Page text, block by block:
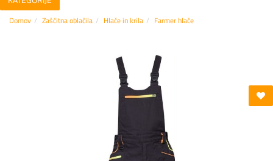
Domov Zaščitna oblačila Hlače in krila Farmer hlače